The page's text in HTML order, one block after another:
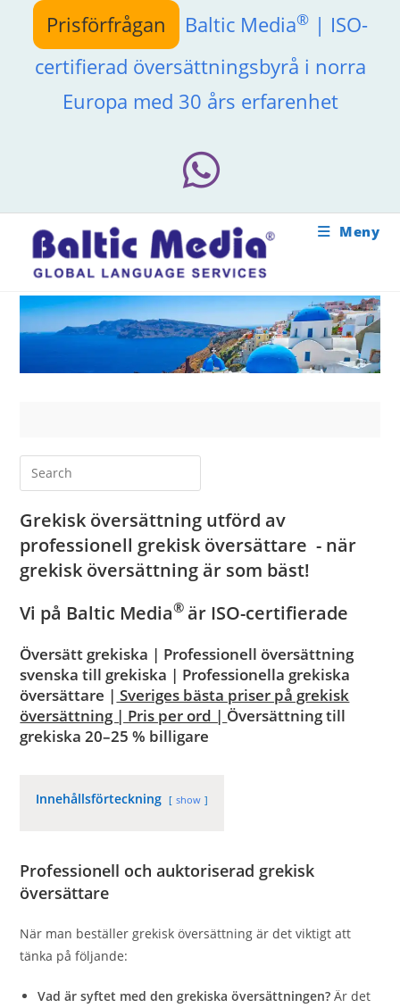
Hoppa
innehållet
Prisförfrågan Baltic Media®| ISO-
certifierad översättningsbyrå i norra
Europa med 30 års erfarenhet
Meny
Grekisk översättning utförd av
professionell grekisk översättare - när
grekisk översättning är som bäst!
Vi på Baltic Media® är ISO-certifierade
Översätt grekiska | Professionell översättning
svenska till grekiska | Professionella grekiska
översättare | Sveriges bästa priser på grekisk
översättning | Pris per ord | Översättning till
grekiska20–25 % billigare
Innehållsförteckning show
Professionell och auktoriserad grekisk
översättare
När man beställer grekisk översättning är det viktigt att
tänka på följande:
Vad är syftet med den grekiska översättningen? Är det